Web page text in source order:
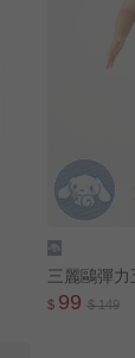
三麗鷗彈
$ 99 $ 149